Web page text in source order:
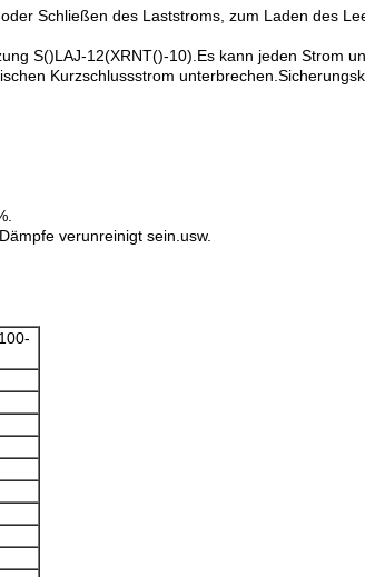
Schließen des Laststroms, zum Laden des
S()LAJ-12(XRNT()-10).Es kann jeden Strom
Kurzschlussstrom
verunreinigt sein.usw.